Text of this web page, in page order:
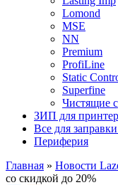
Lomond
MSE
NN
Premium
ProfiLine
Static
Superfine
Чистящие
ЗИП для
Все для
Периферия
Главная » Новости
со скидкой до 20%